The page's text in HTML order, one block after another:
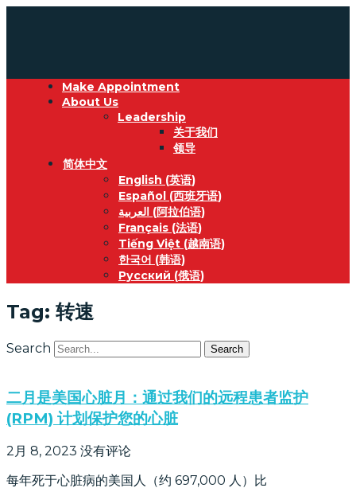
Make Appointment
About Us
Leadership
关于我们
领导
简体中文
English (英语)
Español (西班牙语)
العربية (阿拉伯语)
Français (法语)
Tiếng Việt (越南语)
한국어 (韩语)
Русский (俄语)
Tag: 转速
Search Search
二月是美国心脏月：通过我们的远程患者监护
(RPM) 计划保护您的心脏
2月 8, 2023 没有评论
每年死于心脏病的美国人（约 697,000 人）比